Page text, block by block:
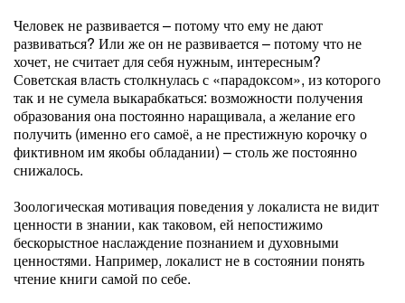
Человек не развивается – потому что ему не дают
развиваться? Или же он не развивается – потому что не
хочет, не считает для себя нужным, интересным?
Советская власть столкнулась с «парадоксом», из которого
так и не сумела выкарабкаться: возможности получения
образования она постоянно наращивала, а желание его
получить (именно его самоё, а не престижную корочку о
фиктивном им якобы обладании) – столь же постоянно
снижалось.
Зоологическая мотивация поведения у локалиста не видит
ценности в знании, как таковом, ей непостижимо
бескорыстное наслаждение познанием и духовными
ценностями. Например, локалист не в состоянии понять
чтение книги самой по себе.